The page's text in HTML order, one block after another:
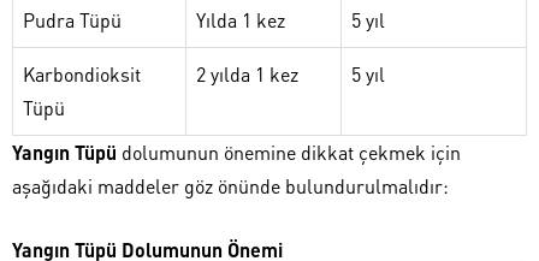
Pudra Tüpü Yılda 1 kez 5 yıl
Karbondioksit
Tüpü
2 yılda 1 kez 5 yıl
Yangın Tüpü dolumunun önemine dikkat çekmek için
aşağıdaki maddeler göz önünde bulundurulmalıdır:
Yangın Tüpü Dolumunun Önemi